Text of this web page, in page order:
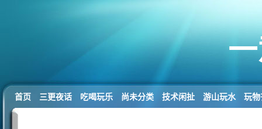
首页 三更夜话 吃喝玩乐 尚未分类 技术闲扯 游山玩水 玩物